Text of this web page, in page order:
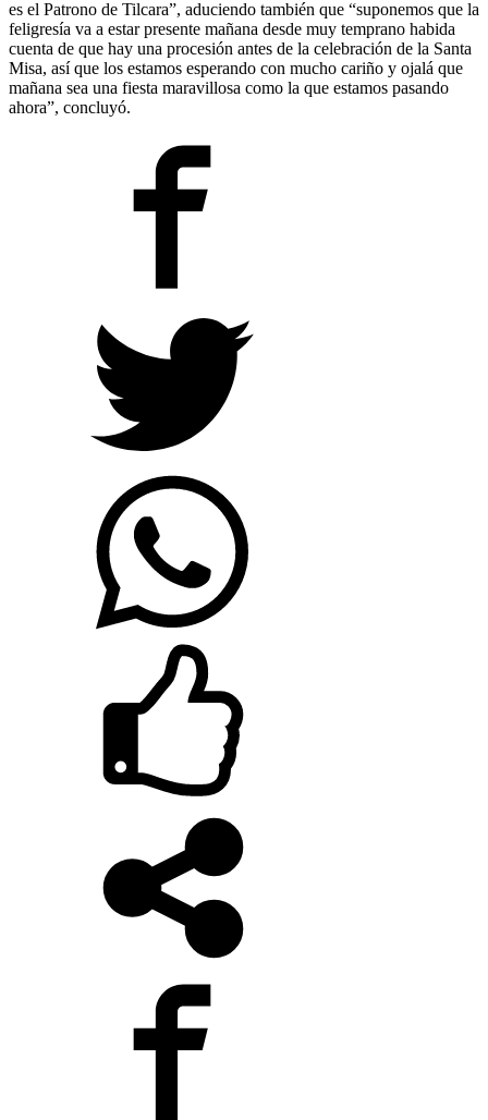
es el Patrono de Tilcara”, aduciendo también que “suponemos que la
feligresía va a estar presente mañana desde muy temprano habida
cuenta de que hay una procesión antes de la celebración de la Santa
Misa, así que los estamos esperando con mucho cariño y ojalá que
mañana sea una fiesta maravillosa como la que estamos pasando
ahora”, concluyó.